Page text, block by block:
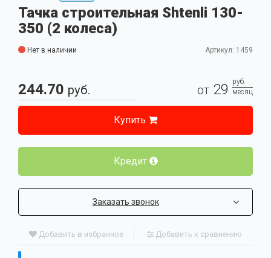
Тачка строительная Shtenli 130-
350 (2 колеса)
Нет в наличии Артикул: 1459
244.70 руб. от 29
руб.
месяц
Купить
Кредит
Заказать звонок
Добавить в избранное Добавить к сравнению